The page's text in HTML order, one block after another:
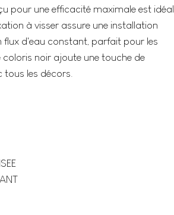
pour une efficacité maximale est idéal
à visser assure une installation
flux d'eau constant, parfait pour les
noir ajoute une touche de
les décors.